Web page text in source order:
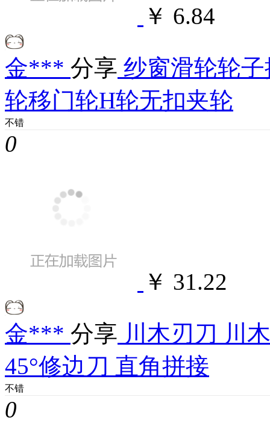
￥ 6.84
金*** 分享 纱窗滑轮轮
轮移门轮H轮无扣夹轮
不错
0
￥ 31.22
金*** 分享 川木刃刀 川
45°修边刀 直角拼接
不错
0